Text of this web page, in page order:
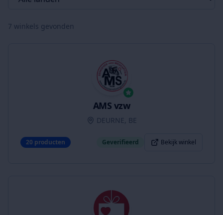
7 winkels gevonden
AMS vzw
DEURNE, BE
20 producten Geverifieerd Bekijk winkel